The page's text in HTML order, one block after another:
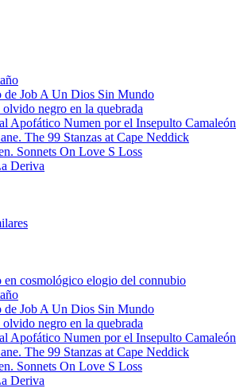
Job A Un Dios Sin Mundo
negro en la quebrada
Apofático Numen por el Insepulto Camaleón
The 99 Stanzas at Cape Neddick
Sonnets On Love S Loss
Deriva
en cosmológico elogio del connubio
Job A Un Dios Sin Mundo
negro en la quebrada
Apofático Numen por el Insepulto Camaleón
The 99 Stanzas at Cape Neddick
Sonnets On Love S Loss
Deriva